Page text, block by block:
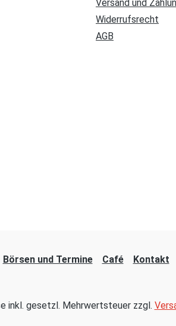
Versand und
Widerrufsrecht
AGB
Börsen und Termine Café Kontakt
inkl. gesetzl. Mehrwertsteuer zzgl.